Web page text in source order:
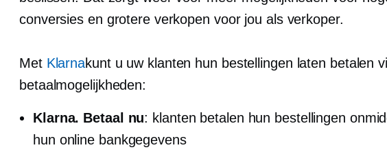
conversies en grotere verkopen voor jou als verkoper.
Met Klarnakunt u uw klanten hun bestellingen laten betalen
betaalmogelijkheden:
Klarna. Betaal nu: klanten betalen hun bestellingen
hun online bankgegevens